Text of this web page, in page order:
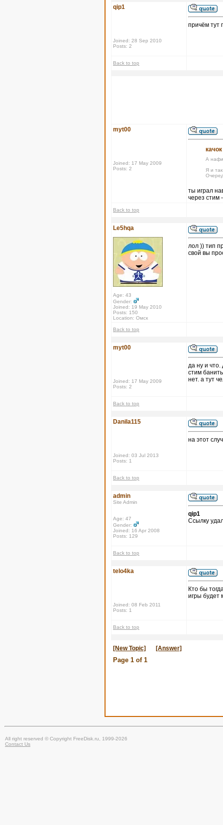
qip1
Joined: 28 Sep 2010
Posts: 2
причём тут
Back to top
myt00
Joined: 17 May 2009
Posts: 2
А
Я и
ты играл
через стим
Back to top
Le5hqa
Age: 43
Gender:
Joined: 19 May 2010
Posts: 150
Location: Омск
лол )) тип
свой вы
Back to top
myt00
Joined: 17 May 2009
Posts: 2
да ну и что.
стим
нет. а тут
Back to top
Danila115
Joined: 03 Jul 2013
Posts: 1
на этот
Back to top
admin
Site Admin
Age: 47
Gender:
Joined: 16 Apr 2008
Posts: 129
qip1
Ссылку
Back to top
telo4ka
Joined: 08 Feb 2011
Posts: 1
Кто бы
игры будет
Back to top
[New Topic] [Answer]
Page 1 of 1
All right reserved © Copyright FreeDisk.ru, 1999-2026
Contact Us